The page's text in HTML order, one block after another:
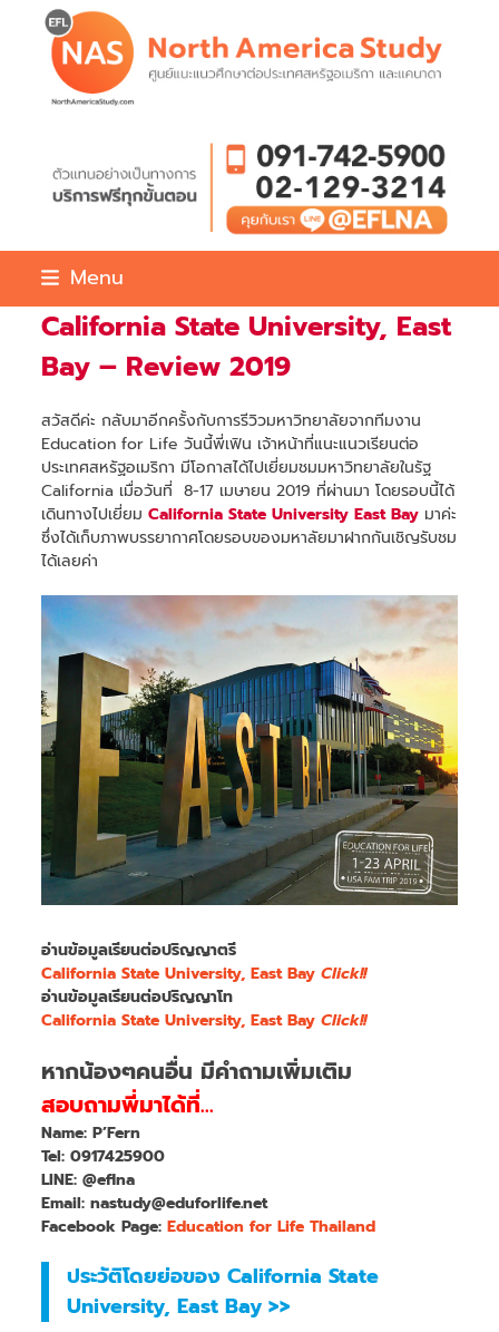
content
Menu
California State University, East
Bay – Review 2019
สวัสดีค่ะ กลับมาอีกครั้งกับการรีวิวมหาวิทยาลัยจากทีมงาน
Education for Life วันนี้พี่เฟิน เจ้าหน้าที่แนะแนวเรียนต่อ
ประเทศสหรัฐอเมริกา มีโอกาสได้ไปเยี่ยมชมมหาวิทยาลัยในรัฐ
California เมื่อวันที่ 8-17 เมษายน 2019 ที่ผ่านมา โดยรอบนี้ได้
เดินทางไปเยี่ยมCalifornia State University East Bay มาค่ะ
ซึ่งได้เก็บภาพบรรยากาศโดยรอบของมหาลัยมาฝากกันเชิญรับชม
ได้เลยค่า
อ่านข้อมูลเรียนต่อปริญญาตรี
California State University, East Bay Click!!
อ่านข้อมูลเรียนต่อปริญญาโท
California State University, East Bay Click!!
หากน้องๆคนอื่น มีคำถามเพิ่มเติม
สอบถามพี่มาได้ที่…
Name: P’Fern
Tel: 0917425900
LINE: @eflna
Email: nastudy@eduforlife.net
Facebook Page:Education for Life Thailand
ประวัติโดยย่อของ California State
University, East Bay >>